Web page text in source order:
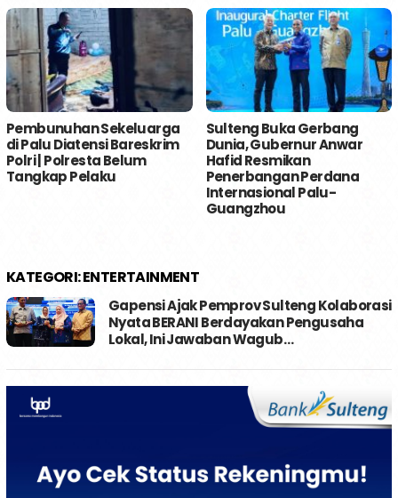
Pembunuhan Sekeluarga
di Palu Diatensi Bareskrim
Polri | Polresta Belum
Tangkap Pelaku
Sulteng Buka Gerbang
Dunia, Gubernur Anwar
Hafid Resmikan
Penerbangan Perdana
Internasional Palu-
Guangzhou
KATEGORI:ENTERTAINMENT
Gapensi Ajak Pemprov Sulteng Kolaborasi
Nyata BERANI Berdayakan Pengusaha
Lokal, Ini Jawaban Wagub…